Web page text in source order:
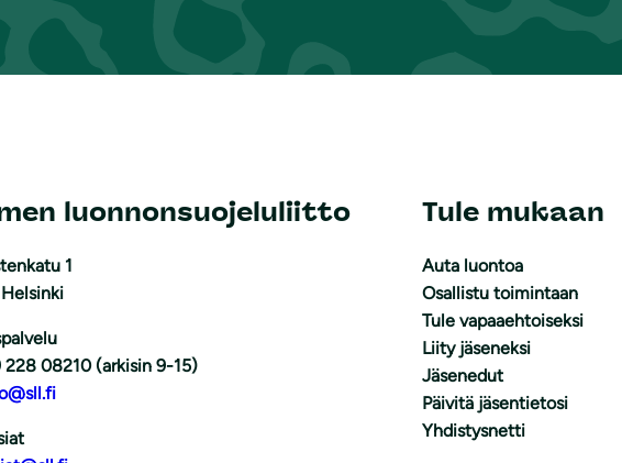
luonnonsuojeluliitto
1
228 08210 (arkisin 9-15)
Tule mukaan
Auta luontoa
Osallistu toimintaan
Tule vapaaehtoiseksi
Liity jäseneksi
Jäsenedut
Päivitä jäsentietosi
Yhdistysnetti